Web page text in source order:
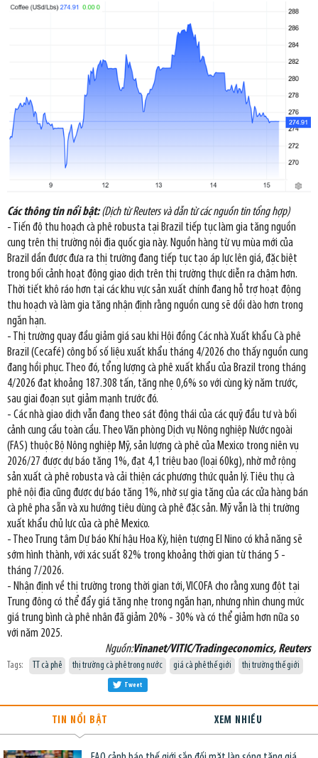
Các thông tin nổi bật:(Dịch từ Reuters và dẫn từ các nguồn tin tổng hợp)
- Tiến độ thu hoạch cà phê robusta tại Brazil tiếp tục làm gia tăng nguồn
cung trên thị trường nội địa quốc gia này. Nguồn hàng từ vụ mùa mới của
Brazil dần được đưa ra thị trường đang tiếp tục tạo áp lực lên giá, đặc biệt
trong bối cảnh hoạt động giao dịch trên thị trường thực diễn ra chậm hơn.
Thời tiết khô ráo hơn tại các khu vực sản xuất chính đang hỗ trợ hoạt động
thu hoạch và làm gia tăng nhận định rằng nguồn cung sẽ dồi dào hơn trong
ngắn hạn.
- Thị trường quay đầu giảm giá sau khi Hội đồng Các nhà Xuất khẩu Cà phê
Brazil (Cecafé) công bố số liệu xuất khẩu tháng 4/2026 cho thấy nguồn cung
đang hồi phục. Theo đó, tổng lượng cà phê xuất khẩu của Brazil trong tháng
4/2026 đạt khoảng 187.308 tấn, tăng nhẹ 0,6% so với cùng kỳ năm trước,
sau giai đoạn sụt giảm mạnh trước đó.
- Các nhà giao dịch vẫn đang theo sát động thái của các quỹ đầu tư và bối
cảnh cung cầu toàn cầu. Theo Văn phòng Dịch vụ Nông nghiệp Nước ngoài
(FAS) thuộc Bộ Nông nghiệp Mỹ, sản lượng cà phê của Mexico trong niên vụ
2026/27 được dự báo tăng 1%, đạt 4,1 triệu bao (loại 60kg), nhờ mở rộng
sản xuất cà phê robusta và cải thiện các phương thức quản lý. Tiêu thụ cà
phê nội địa cũng được dự báo tăng 1%, nhờ sự gia tăng của các cửa hàng bán
cà phê pha sẵn và xu hướng tiêu dùng cà phê đặc sản. Mỹ vẫn là thị trường
xuất khẩu chủ lực của cà phê Mexico.
- Theo Trung tâm Dự báo Khí hậu Hoa Kỳ, hiện tượng El Nino có khả năng sẽ
sớm hình thành, với xác suất 82% trong khoảng thời gian từ tháng 5 -
tháng 7/2026.
- Nhận định về thị trường trong thời gian tới, VICOFA cho rằng xung đột tại
Trung đông có thể đẩy giá tăng nhẹ trong ngắn hạn, nhưng nhìn chung mức
giá trung bình cà phê nhân đã giảm 20% - 30% và có thể giảm hơn nữa so
với năm 2025.
Nguồn:Vinanet/VITIC/Tradingeconomics, Reuters
Tags: TT cà phê thị trường cà phê trong nước giá cà phê thế giới thị trường thế giới
Tweet
TIN NỔI BẬT XEM NHIỀU